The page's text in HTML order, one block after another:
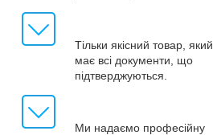
Тільки якісний товар, який
має всі документи, що
підтверджуються.
Ми надаємо професійну